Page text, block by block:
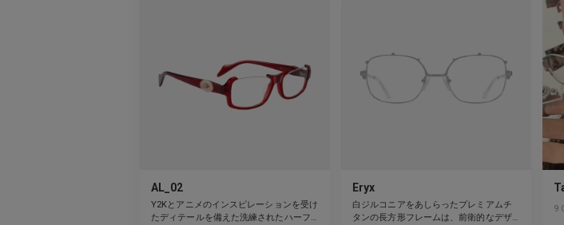
AL_02
Y2Kとアニメのインスピレーションを受け
たディテールを備えた洗練されたハーフ
Eryx
白ジルコニアをあしらったプレミアムチ
タンの長方形フレームは、前衛的なデザ
9